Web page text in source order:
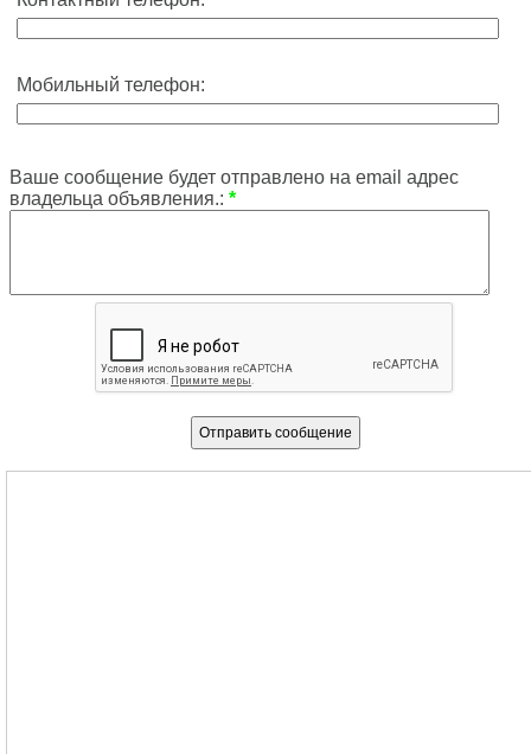
Мобильный телефон:
Ваше сообщение будет отправлено на email адрес
владельца объявления.: *